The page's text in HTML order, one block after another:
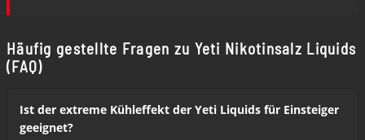
Häufig gestellte Fragen zu Yeti Nikotinsalz Liquids
(FAQ)
Ist der extreme Kühleffekt der Yeti Liquids für Einsteiger
geeignet?